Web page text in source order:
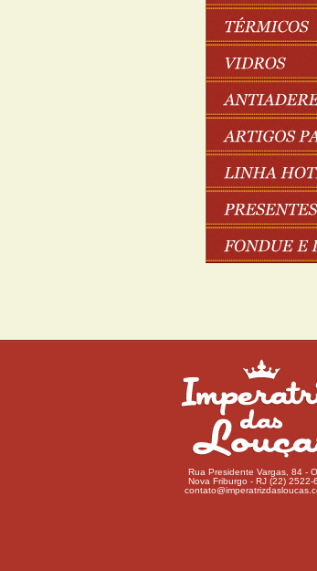
Rua Presidente Vargas, 84 -
Nova Friburgo - RJ (22) 2522-